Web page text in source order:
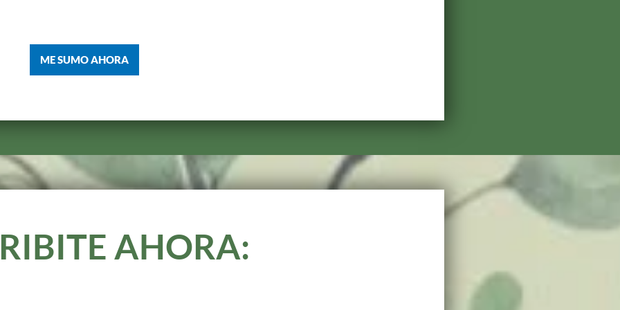
ME SUMO AHORA
AHORA: